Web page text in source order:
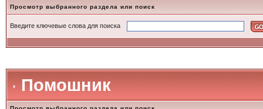
Просмотр выбранного раздела или поиск
Введите ключевые слова для поиска
Помошник